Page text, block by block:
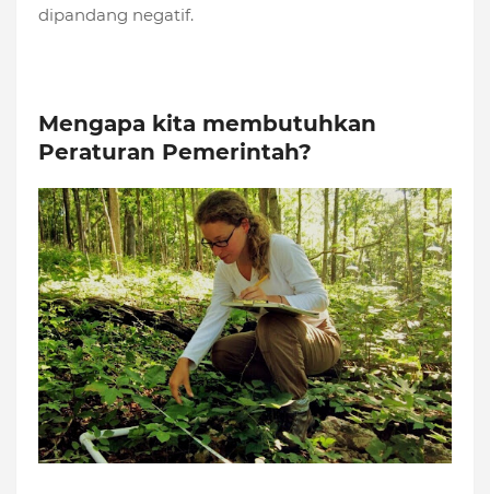
dipandang negatif.
Mengapa kita membutuhkan
Peraturan Pemerintah?